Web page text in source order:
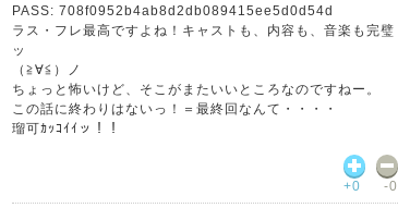
PASS: 708f0952b4ab8d2db089415ee5d0d54d
ラス・フレ最高ですよね！キャストも、内容も、音楽も完璧
ッ
（≧∀≦）ノ
ちょっと怖いけど、そこがまたいいところなのですねー。
この話に終わりはないっ！＝最終回なんて・・・・
瑠可ｶｯｺｲｲッ！！
+0 -0